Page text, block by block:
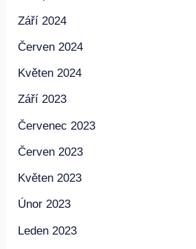
Září 2024
Červen 2024
Květen 2024
Září 2023
Červenec 2023
Červen 2023
Květen 2023
Únor 2023
Leden 2023